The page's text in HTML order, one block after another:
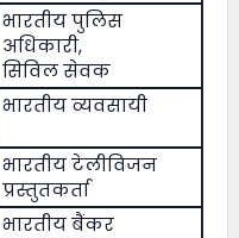
भारतीय पुलिस
अधिकारी,
सिविल सेवक
भारतीय व्यवसायी
भारतीय टेलीविजन
प्रस्तुतकर्ता
भारतीय बैंकर